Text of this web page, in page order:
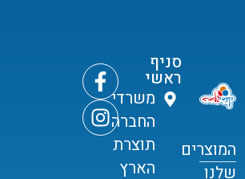
המוצרים
שלנו
סניף
ראשי
משרדי
החברה
תוצרת
הארץ